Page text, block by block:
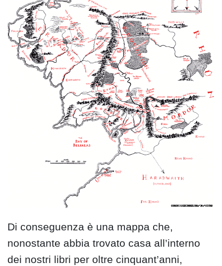
Di conseguenza è una mappa che,
nonostante abbia trovato casa all’interno
dei nostri libri per oltre cinquant’anni,